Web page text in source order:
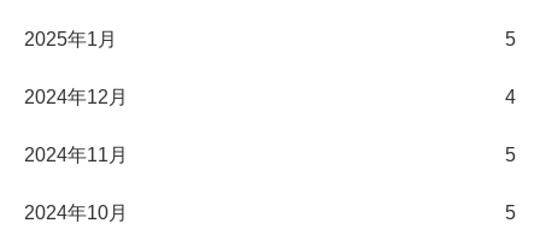
2025年1月 5
2024年12月 4
2024年11月 5
2024年10月 5